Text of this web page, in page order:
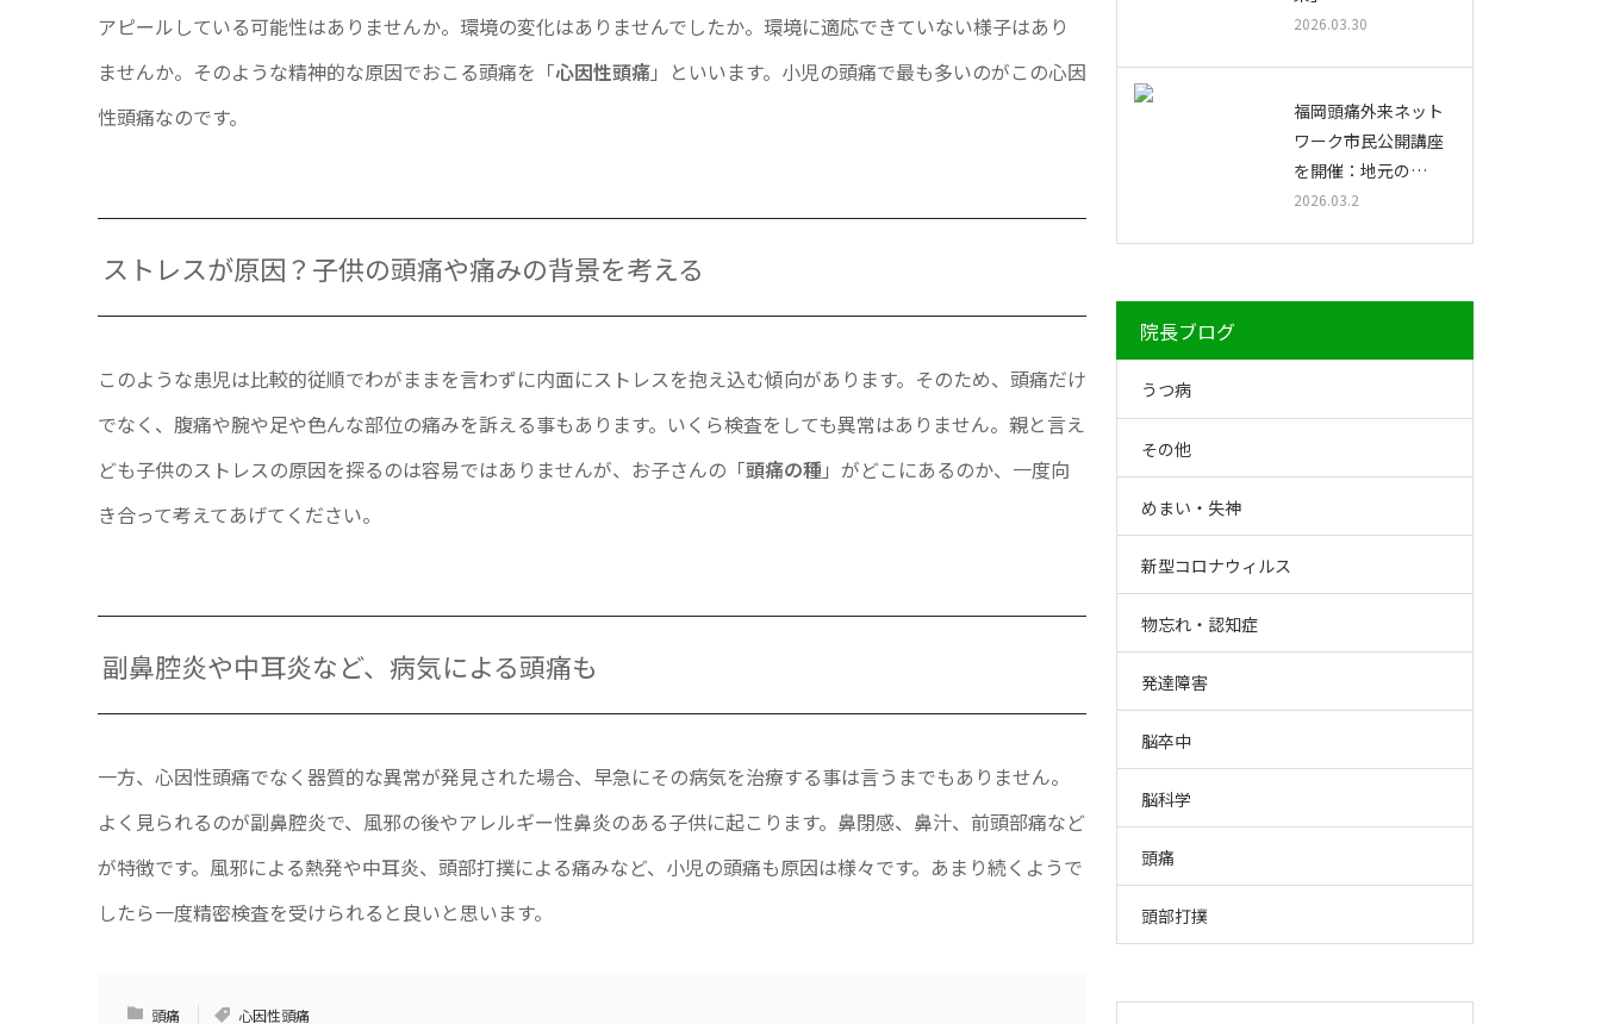
アピールしている可能性はありませんか。環境の変化はありませんでしたか。環境に適応できていない様子はあり
ませんか。そのような精神的な原因でおこる頭痛を「心因性頭痛」といいます。小児の頭痛で最も多いのがこの心因
性頭痛なのです。
ストレスが原因？子供の頭痛や痛みの背景を考える
このような患児は比較的従順でわがままを言わずに内面にストレスを抱え込む傾向があります。そのため、頭痛だけ
でなく、腹痛や腕や足や色んな部位の痛みを訴える事もあります。いくら検査をしても異常はありません。親と言え
ども子供のストレスの原因を探るのは容易ではありませんが、お子さんの「頭痛の種 」がどこにあるのか、一度向
き合って考えてあげてください。
副鼻腔炎や中耳炎など、病気による頭痛も
一方、心因性頭痛でなく器質的な異常が発見された場合、早急にその病気を治療する事は言うまでもありません。
よく見られるのが副鼻腔炎で、風邪の後やアレルギー性鼻炎のある子供に起こります。鼻閉感、鼻汁、前頭部痛など
が特徴です。風邪による熱発や中耳炎、頭部打撲による痛みなど、小児の頭痛も原因は様々です。あまり続くようで
したら一度精密検査を受けられると良いと思います。
頭痛 心因性頭痛
2026.03.30
福岡頭痛外来ネット
ワーク市民公開講座
を開催：地元の…
2026.03.2
院長ブログ
うつ病
その他
めまい・失神
新型コロナウィルス
物忘れ・認知症
発達障害
脳卒中
脳科学
頭痛
頭部打撲